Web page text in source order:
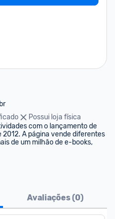
Possui loja física
com o lançamento de
A página vende diferentes
de um milhão de e-books,
Avaliações (0)